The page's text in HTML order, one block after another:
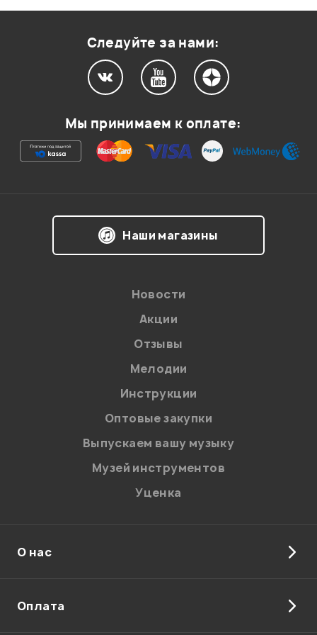
Ваша оценка:
на обработку персональных данных в
Политикой в отношении обработки
персональных данных.
Введите проверочное число:
Отправить
Следуйте за нами:
Мы принимаем к оплате:
Наши магазины
Новости
Акции
Отзывы
Мелодии
Инструкции
Оптовые закупки
Выпускаем вашу музыку
Музей инструментов
Уценка
О нас
Оплата